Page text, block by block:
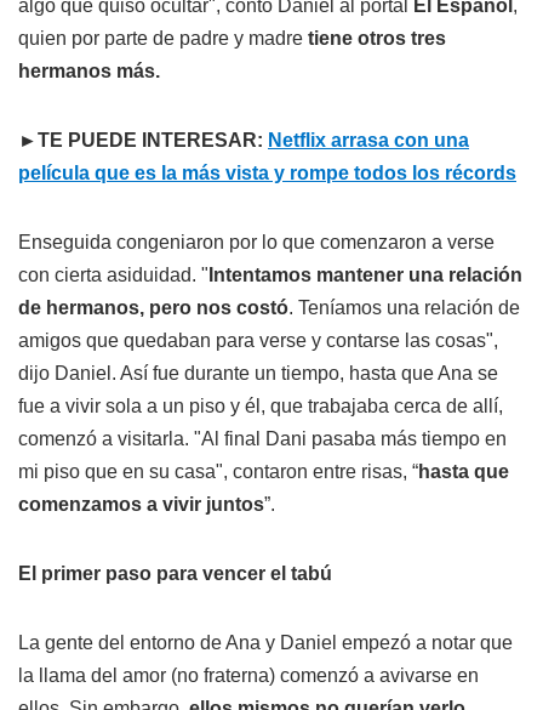
algo que quiso ocultar", contó Daniel al portal El Español ,
quien por parte de padre y madre tiene otros tres
hermanos más.
►TE PUEDE INTERESAR: Netflix arrasa con una
película que es la más vista y rompe todos los récords
Enseguida congeniaron por lo que comenzaron a verse
con cierta asiduidad. " Intentamos mantener una relación
de hermanos, pero nos costó. Teníamos una relación de
amigos que quedaban para verse y contarse las cosas",
dijo Daniel. Así fue durante un tiempo, hasta que Ana se
fue a vivir sola a un piso y él, que trabajaba cerca de allí,
comenzó a visitarla. "Al final Dani pasaba más tiempo en
mi piso que en su casa", contaron entre risas, “hasta que
comenzamos a vivir juntos”.
El primer paso para vencer el tabú
La gente del entorno de Ana y Daniel empezó a notar que
la llama del amor (no fraterna) comenzó a avivarse en